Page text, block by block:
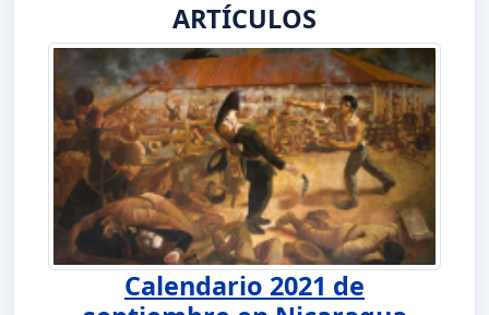
ARTÍCULOS
Calendario 2021 de